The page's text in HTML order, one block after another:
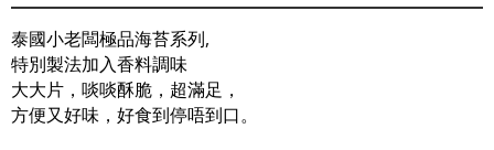
泰國小老闆極品海苔系列,
特別製法加入香料調味
大大片，啖啖酥脆，超滿足，
方便又好味，好食到停唔到口。